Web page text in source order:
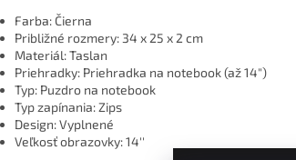
Farba: Čierna
Približné rozmery: 34 x 25 x 2 cm
Materiál: Taslan
Priehradky: Priehradka na notebook (až 14")
Typ: Puzdro na notebook
Typ zapínania: Zips
Design: Vyplnené
Veľkosť obrazovky: 14''